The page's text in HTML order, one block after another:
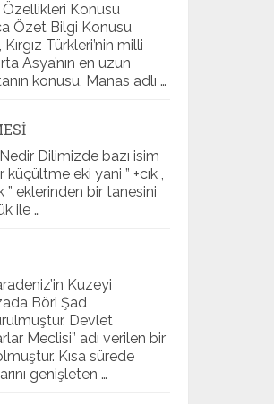
Özellikleri Konusu
Özet Bilgi Konusu
Türkleri’nin milli
Asya’nın en uzun
konusu, Manas adlı …
Dilimizde bazı isim
eki yani ” +cık ,
” eklerinden bir tanesini
ile …
Kuzeyi
Böri Şad
Devlet
Meclisi” adı verilen bir
Kısa sürede
genişleten …